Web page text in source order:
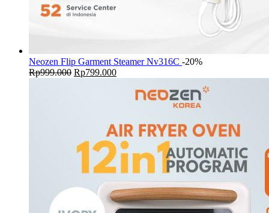
Neozen Flip Garment Steamer Nv316C -20%
Rp999.000 Original
Rp799.000Current
Rp799.000.